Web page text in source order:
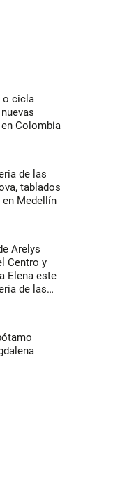
o cicla
Colombia
de las
tablados
Medellín
Arelys
Centro y
Elena este
de las